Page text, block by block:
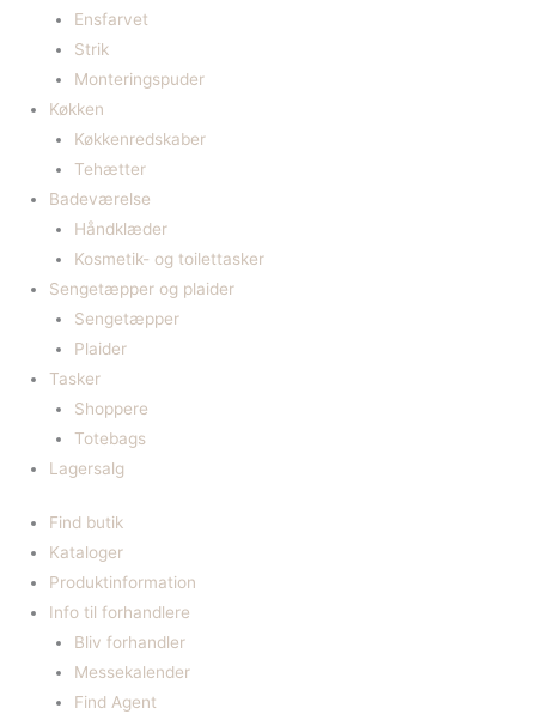
Ensfarvet
Strik
Monteringspuder
Køkken
Køkkenredskaber
Tehætter
Badeværelse
Håndklæder
Kosmetik- og toilettasker
Sengetæpper og plaider
Sengetæpper
Plaider
Tasker
Shoppere
Totebags
Lagersalg
Find butik
Kataloger
Produktinformation
Info til forhandlere
Bliv forhandler
Messekalender
Find Agent